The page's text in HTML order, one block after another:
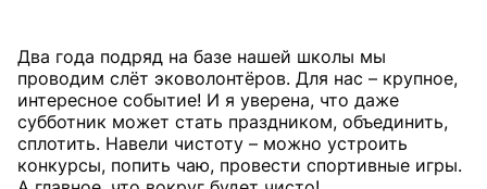
Два года подряд на базе нашей школы мы
проводим слёт эковолонтёров. Для нас – крупное,
интересное событие! И я уверена, что даже
субботник может стать праздником, объединить,
сплотить. Навели чистоту – можно устроить
конкурсы, попить чаю, провести спортивные игры.